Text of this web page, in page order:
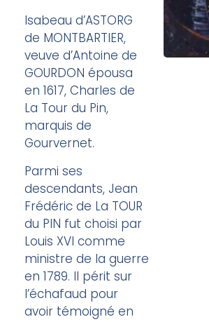
Isabeau d’ASTORG
de MONTBARTIER,
veuve d’Antoine de
GOURDON épousa
en 1617, Charles de
La Tour du Pin,
marquis de
Gourvernet.
Parmi ses
descendants, Jean
Frédéric de La TOUR
du PIN fut choisi par
Louis XVI comme
ministre de la guerre
en 1789. Il périt sur
l’échafaud pour
avoir témoigné en